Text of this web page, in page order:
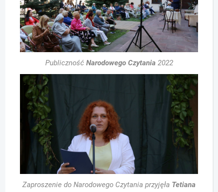
Publiczność Narodowego Czytania 2022
Zaproszenie do Narodowego Czytania przyjęła Tetiana